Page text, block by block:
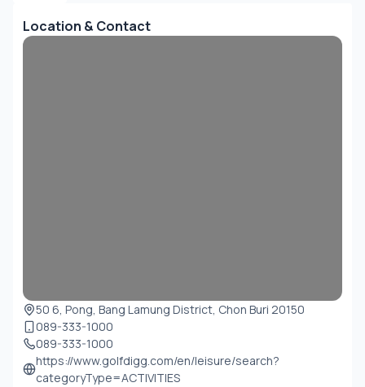
Location & Contact
50 6, Pong, Bang Lamung District, Chon Buri 20150
089-333-1000
089-333-1000
https://www.golfdigg.com/en/leisure/search?
categoryType=ACTIVITIES